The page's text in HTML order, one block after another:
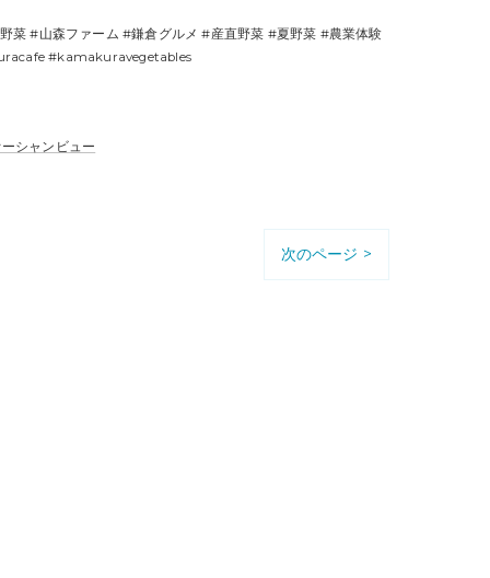
菜 #山森ファーム #鎌倉グルメ #産直野菜 #夏野菜 #農業体験
#kamakuravegetables
シャンビュー
次のページ >